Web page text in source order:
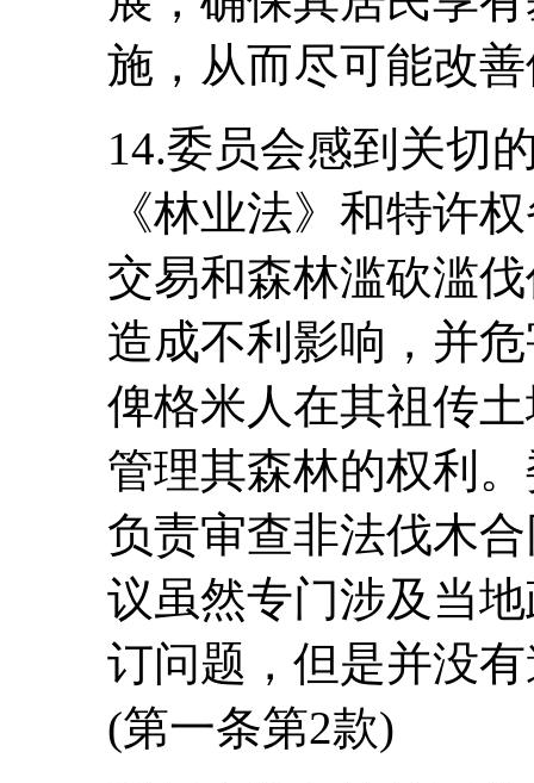
施，从而尽可能改
14.委员会感到关切
《林业法》和特许
交易和森林滥砍滥
造成不利影响，并
俾格米人在其祖传
管理其森林的权利
负责审查非法伐木
议虽然专门涉及当
订问题，但是并没
(第一条第2款)